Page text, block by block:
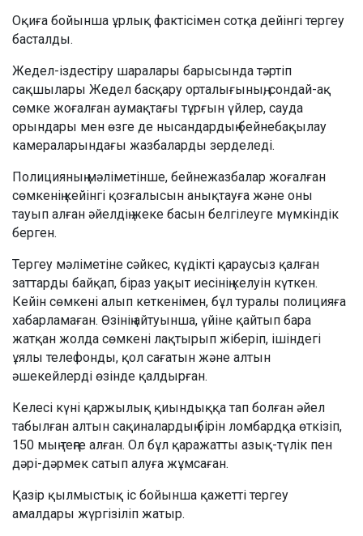
Оқиға бойынша ұрлық фактісімен сотқа дейінгі тергеу
басталды.
Жедел-іздестіру шаралары барысында тәртіп
сақшылары Жедел басқару орталығының, сондай-ақ
сөмке жоғалған аумақтағы тұрғын үйлер, сауда
орындары мен өзге де нысандардың бейнебақылау
камераларындағы жазбаларды зерделеді.
Полицияның мәліметінше, бейнежазбалар жоғалған
сөмкенің кейінгі қозғалысын анықтауға және оны
тауып алған әйелдің жеке басын белгілеуге мүмкіндік
берген.
Тергеу мәліметіне сәйкес, күдікті қараусыз қалған
заттарды байқап, біраз уақыт иесінің келуін күткен.
Кейін сөмкені алып кеткенімен, бұл туралы полицияға
хабарламаған. Өзінің айтуынша, үйіне қайтып бара
жатқан жолда сөмкені лақтырып жіберіп, ішіндегі
ұялы телефонды, қол сағатын және алтын
әшекейлерді өзінде қалдырған.
Келесі күні қаржылық қиындыққа тап болған әйел
табылған алтын сақиналардың бірін ломбардқа өткізіп,
150 мың теңге алған. Ол бұл қаражатты азық-түлік пен
дәрі-дәрмек сатып алуға жұмсаған.
Қазір қылмыстық іс бойынша қажетті тергеу
амалдары жүргізіліп жатыр.